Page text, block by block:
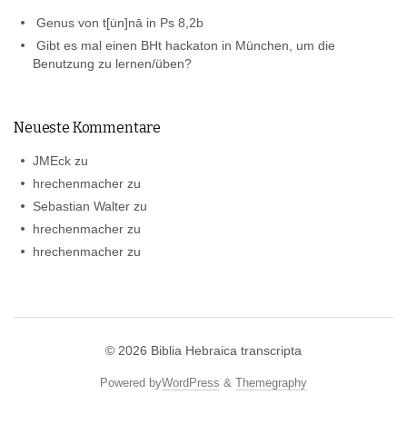
Genus von t[u̇n]nā in Ps 8,2b
Gibt es mal einen BHt hackaton in München, um die
Benutzung zu lernen/üben?
Neueste Kommentare
JMEck zu
hrechenmacher zu
Sebastian Walter zu
hrechenmacher zu
hrechenmacher zu
© 2026 Biblia Hebraica transcripta
Powered byWordPress & Themegraphy